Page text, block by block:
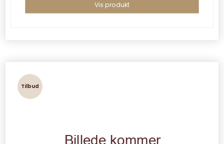
Vis produkt
Tilbud